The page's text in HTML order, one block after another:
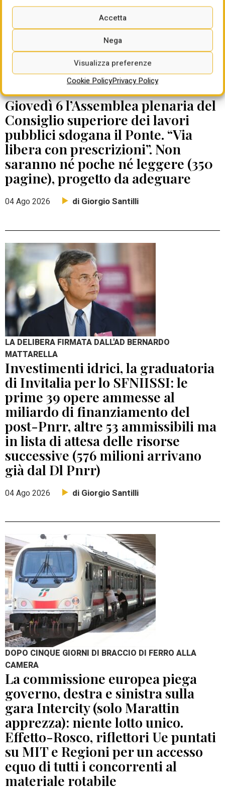
Accetta
Nega
Visualizza preferenze
Cookie PolicyPrivacy Policy
DATE DA RICORDARE
Giovedì 6 l’Assemblea plenaria del
Consiglio superiore dei lavori
pubblici sdogana il Ponte. “Via
libera con prescrizioni”. Non
saranno né poche né leggere (350
pagine), progetto da adeguare
04 Ago 2026 di Giorgio Santilli
LA DELIBERA FIRMATA DALL'AD BERNARDO
MATTARELLA
Investimenti idrici, la graduatoria
di Invitalia per lo SFNIISSI: le
prime 39 opere ammesse al
miliardo di finanziamento del
post-Pnrr, altre 53 ammissibili ma
in lista di attesa delle risorse
successive (576 milioni arrivano
già dal Dl Pnrr)
04 Ago 2026 di Giorgio Santilli
DOPO CINQUE GIORNI DI BRACCIO DI FERRO ALLA
CAMERA
La commissione europea piega
governo, destra e sinistra sulla
gara Intercity (solo Marattin
apprezza): niente lotto unico.
Effetto-Rosco, riflettori Ue puntati
su MIT e Regioni per un accesso
equo di tutti i concorrenti al
materiale rotabile